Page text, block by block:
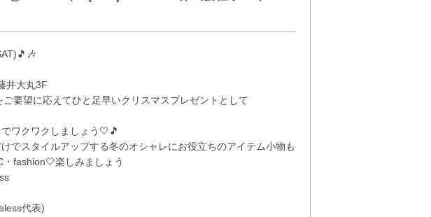
井大丸3F
要望に応えてひと足早いクリスマスプレゼントとして
ワクワクしましょう🤍🎵
でスタイルアップする冬のオシャレにお役立ちのアイテム小物も
fashion🤍楽しみましょう
代表)